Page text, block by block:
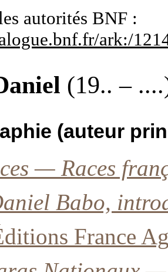
autorités BNF :
ark:/
(19.. –
(auteur
— Races
Babo,
France